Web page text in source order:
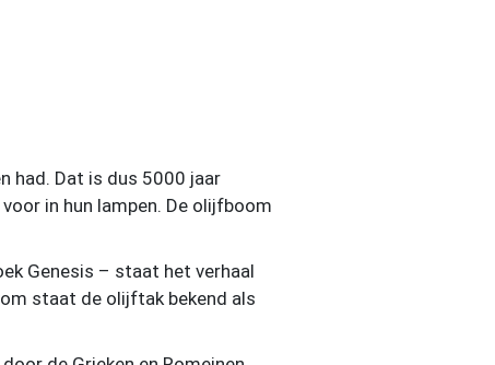
had. Dat is dus 5000 jaar
in hun lampen. De olijfboom
Genesis – staat het verhaal
staat de olijftak bekend als